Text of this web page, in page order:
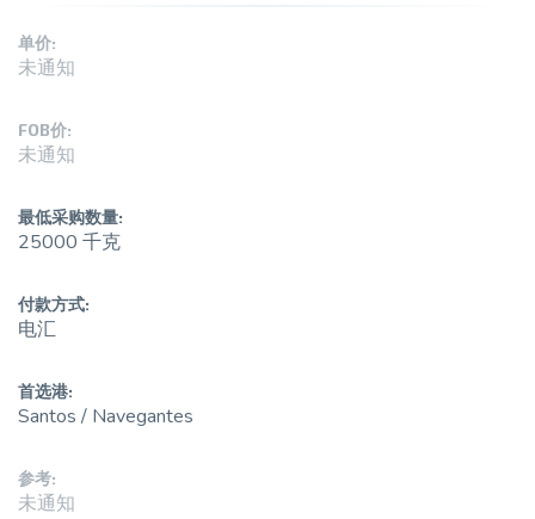
单价:
未通知
FOB价:
未通知
最低采购数量:
25000 千克
付款方式:
电汇
首选港:
Santos / Navegantes
参考:
未通知